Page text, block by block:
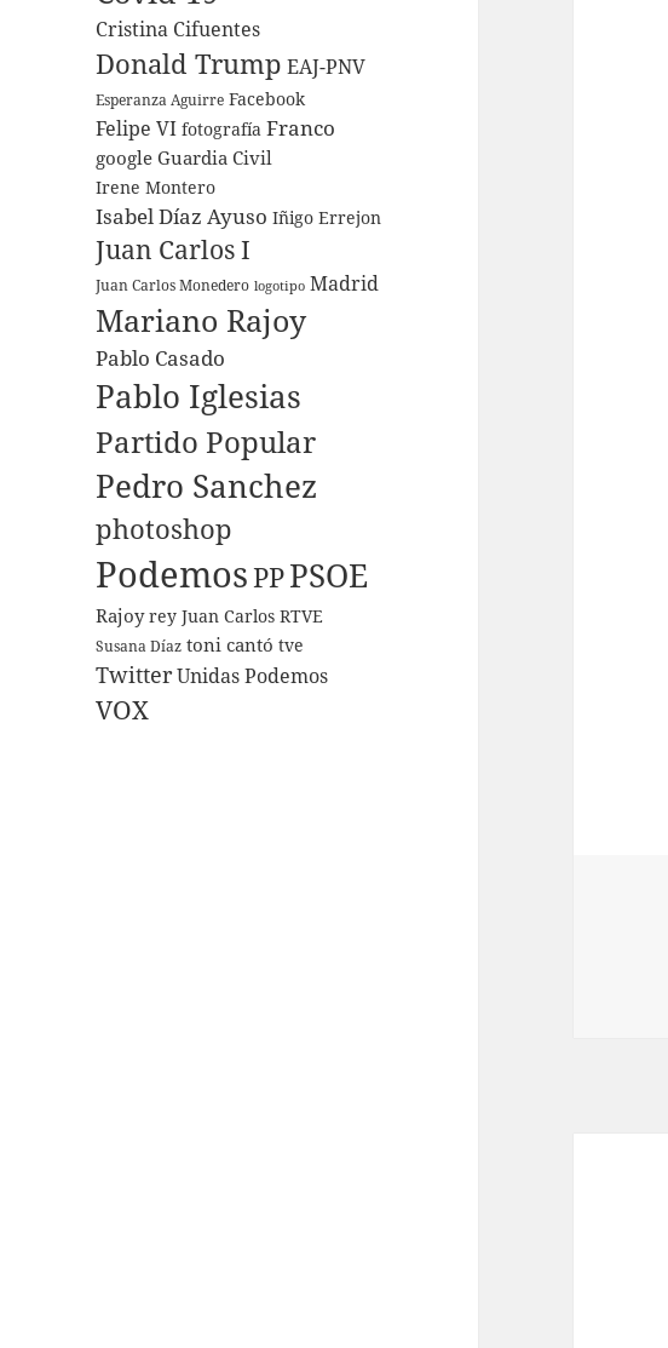
Cristina Cifuentes
Donald Trump EAJ-PNV
Esperanza Aguirre Facebook
Felipe VI fotografía Franco
google Guardia Civil
Irene Montero
Isabel Díaz Ayuso Iñigo Errejon
Juan Carlos I
Juan Carlos Monedero logotipo Madrid
Mariano Rajoy
Pablo Casado
Pablo Iglesias
Partido Popular
Pedro Sanchez
photoshop
PodemosPPPSOE
Rajoy rey Juan Carlos RTVE
Susana Díaz toni cantó tve
TwitterUnidas Podemos
VOX